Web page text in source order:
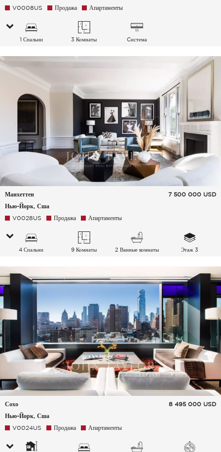
V0008US Продажа Апартаменты
1 Спальни 3 Комнаты
Cистема
Манхеттен
Нью-Йорк, Сша
7 500 000 USD
V0028US Продажа Апартаменты
4 Спальни 9 Комнаты 2 Ванные комнаты Этаж 3
Сохо
Нью-Йорк, Сша
8 495 000 USD
V0024US Продажа Апартаменты